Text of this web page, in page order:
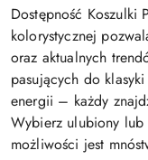
Dostępność
kolorystycznej
oraz aktualnych
pasujących do
energii – każdy
Wybierz ulubiony lub
możliwości jest